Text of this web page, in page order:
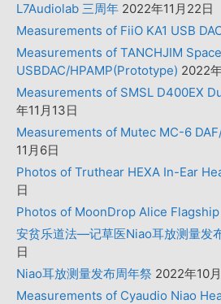
L7Audiolab 三周年 2022年11月22日
Measurements of FiiO KA1 USB
Measurements of TANCHJIM Space
USBDAC/HPAMP(Prototype) 2022
Measurements of SMSL D400EX
年11月13日
Measurements of Mutec MC-6
11月6日
Photos of Truthear HEXA In-Ear
日
Photos of MoonDrop Alice Flagship
安贫乐道法—记草医Niao耳放测量发
日
Niao耳放测量发布周年祭 2022年10
Measurements of Cyaudio Niao